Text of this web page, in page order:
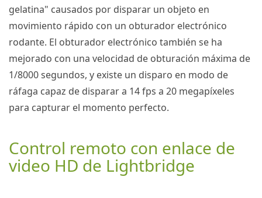
gelatina" causados ​​por disparar un objeto en
movimiento rápido con un obturador electrónico
rodante. El obturador electrónico también se ha
mejorado con una velocidad de obturación máxima de
1/8000 segundos, y existe un disparo en modo de
ráfaga capaz de disparar a 14 fps a 20 megapíxeles
para capturar el momento perfecto.
Control remoto con enlace de
video HD de Lightbridge